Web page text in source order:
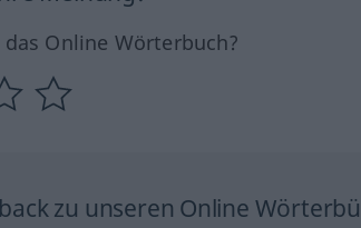
Online Wörterbuch?
zu unseren Online